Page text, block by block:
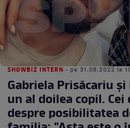
SHOWBIZ INTERN • pe 31.08.2022 la
Gabriela Prisăcariu
un al doilea copil.
despre posibilitatea